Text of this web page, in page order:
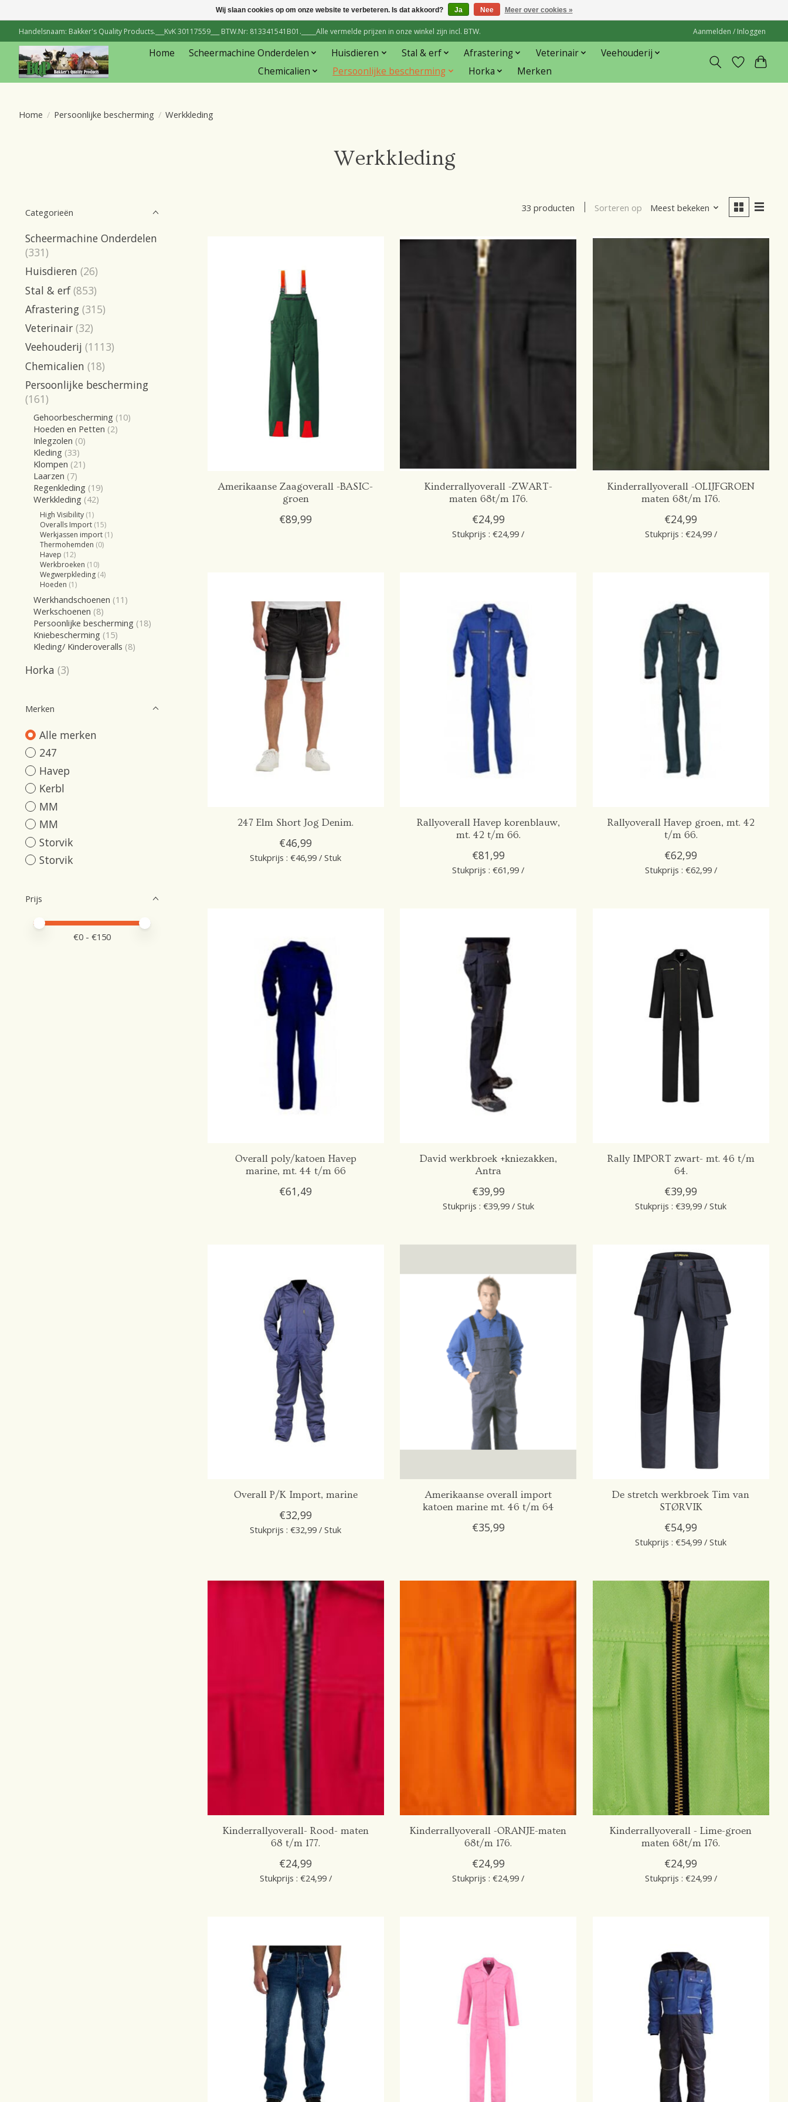
Handelsnaam: Bakker's Quality Products.___KvK 30117559___ BTW.Nr: 813341541B01._____Alle vermelde prijzen in onze winkel zijn incl. BTW. Aanmelden / Inloggen
Home Scheermachine Onderdelen Huisdieren Stal & erf Afrastering Veterinair
Veehouderij
Chemicalien
Persoonlijke bescherming Horka Merken
Home / Persoonlijke bescherming / Werkkleding
Werkkleding
Categorieën
Scheermachine Onderdelen
(331)
Huisdieren (26)
Stal & erf (853)
Afrastering (315)
Veterinair (32)
Veehouderij (1113)
Chemicalien (18)
Persoonlijke bescherming
(161)
Gehoorbescherming (10)
Hoeden en Petten (2)
Inlegzolen (0)
Kleding (33)
Klompen (21)
Laarzen (7)
Regenkleding (19)
Werkkleding (42)
High Visibility (1)
Overalls Import (15)
Werkjassen import (1)
Thermohemden (0)
Havep (12)
Werkbroeken (10)
Wegwerpkleding (4)
Hoeden (1)
Werkhandschoenen (11)
Werkschoenen (8)
Persoonlijke bescherming (18)
Kniebescherming (15)
Kleding/ Kinderoveralls (8)
Horka (3)
Merken
Alle merken
247
Havep
Kerbl
MM
MM
Storvik
Storvik
Prijs
Minimale prijswaarde
Price maximum value
€0 - €150
33 producten Sorteren op Meest bekeken
Amerikaanse Zaagoverall -BASIC-
groen
€89,99
Kinderrallyoverall -ZWART-
maten 68t/m 176.
€24,99
Stukprijs : €24,99 /
Kinderrallyoverall -OLIJFGROEN
maten 68t/m 176.
€24,99
Stukprijs : €24,99 /
247 Elm Short Jog Denim.
€46,99
Stukprijs : €46,99 / Stuk
Rallyoverall Havep korenblauw,
mt. 42 t/m 66.
€81,99
Stukprijs : €61,99 /
Rallyoverall Havep groen, mt. 42
t/m 66.
€62,99
Stukprijs : €62,99 /
Overall poly/katoen Havep
marine, mt. 44 t/m 66
€61,49
David werkbroek +kniezakken,
Antra
€39,99
Stukprijs : €39,99 / Stuk
Rally IMPORT zwart- mt. 46 t/m
64.
€39,99
Stukprijs : €39,99 / Stuk
Overall P/K Import, marine
€32,99
Stukprijs : €32,99 / Stuk
Amerikaanse overall import
katoen marine mt. 46 t/m 64
€35,99
De stretch werkbroek Tim van
STØRVIK
€54,99
Stukprijs : €54,99 / Stuk
Kinderrallyoverall- Rood- maten
68 t/m 177.
€24,99
Stukprijs : €24,99 /
Kinderrallyoverall -ORANJE-maten
68t/m 176.
€24,99
Stukprijs : €24,99 /
Kinderrallyoverall - Lime-groen
maten 68t/m 176.
€24,99
Stukprijs : €24,99 /
Wij slaan cookies op om onze website te verbeteren. Is dat akkoord? Ja Nee Meer over cookies »